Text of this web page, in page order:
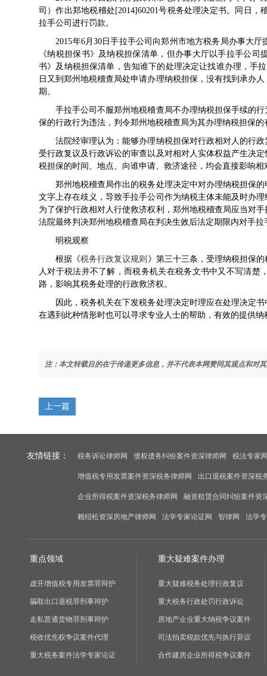
司）作出郑地税稽处[2014]60201号税务处理决定书。同日
拉手公司进行罚款。
2015年6月30日手拉手公司向郑州市地方税务局办事大厅
《纳税担保书》及纳税担保清单，但办事大厅以手拉手公
书》及纳税担保清单，告知谁下的处理决定让找谁办理，手
日又到郑州地税稽查局处申请办理纳税担保，没有找到承办
期。
手拉手公司不服郑州地税稽查局不办理纳税担保手续的行
保的行政行为违法，判令郑州地税稽查局为其办理纳税担保的
法院经审理认为：能够办理纳税担保对行政相对人的行政
受行政复议及行政诉讼的审查以及对相对人实体权益产生决
税担保的时间、地点、向谁申请、救济途径，均会直接影响
郑州地税稽查局作出的税务处理决定中对办理纳税担保的
文字上存在歧义，导致手拉手公司作为纳税主体未能及时办
为了保护行政相对人行使救济权利，郑州地税稽查局应当对
法院最终判决郑州地税稽查局在判决生效后法定期限内对手
明税观察
根据《税务行政复议规则 》第三十三条，受理纳税担保
人对于税法并不了解，而税务机关在税务文书中又不写清
路，影响其税务处理的行政救济权。
因此，税务机关在下发税务处理决定时理应在处理决定书
在遇到此种情形时也可以寻求专业人士的帮助，有效的提供
注：本文转载目的在于传递更多信息，并不代表本网赞同其观点和对
上一篇
友情链接： 税务诉讼律师网 债权债务纠纷案件资深律师网 税法专家
增值税专用发票案件资深税务律师网 出口退税案件资深税
企业所得税案件资深税务律师网 融资租赁合同纠纷案件资
赖绍松资深房地产律师网 法学专家论证网 智律网 法学
重点领域
虚开增值税专用发票罪辩护
骗取出口退税罪刑事辩护
走私普通货物罪刑事辩护
税收优先权争议案件代理
重大税务案件法学专家论证
重大疑难案件办理
重大疑难税务处理行政复议
重大税务行政处罚行政诉讼
房地产企业重大纳税争议案件
司法拍卖税款优先与执行异议
合作建房企业所得税争议案件